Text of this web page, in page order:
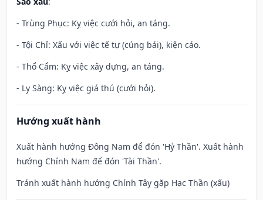
- Trùng Phục: Kỵ việc cưới hỏi, an táng.
- Tội Chỉ: Xấu với việc tế tự (cúng bái), kiện cáo.
- Thổ Cẩm: Kỵ việc xây dựng, an táng.
- Ly Sàng: Kỵ việc giá thú (cưới hỏi).
Hướng xuất hành
Xuất hành hướng Đông Nam để đón 'Hỷ Thần'. Xuất hành
hướng Chính Nam để đón 'Tài Thần'.
Tránh xuất hành hướng Chính Tây gặp Hạc Thần (xấu)